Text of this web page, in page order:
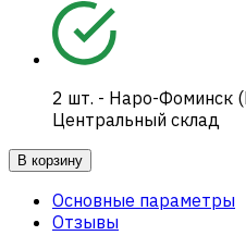
2 шт. - Наро-Фоминск
Центральный склад
В корзину
Основные параметры
Отзывы